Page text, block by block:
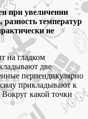
при увеличении
разность температур
не
на гладком
две
перпендикулярно
прикладывают к
какой точки